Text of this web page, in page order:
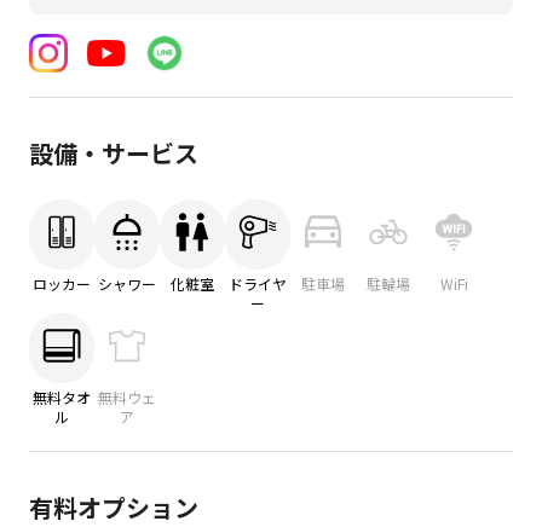
設備・サービス
ロッカー シャワー 化粧室
ドライヤ
ー
駐車場 駐輪場 WiFi
無料タオ
ル
無料ウェ
ア
有料オプション